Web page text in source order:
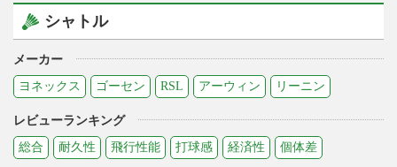
シャトル
メーカー
ヨネックス
ゴーセン RSL アーウィン リーニン
レビューランキング
総合
耐久性 飛行性能 打球感 経済性 個体差